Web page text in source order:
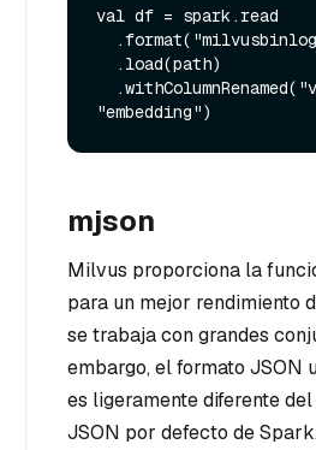
val df = spark.read
mjson
Milvus proporciona la
para un mejor rendimiento
se trabaja con grandes
embargo, el formato JSON
es ligeramente diferente
JSON por defecto de